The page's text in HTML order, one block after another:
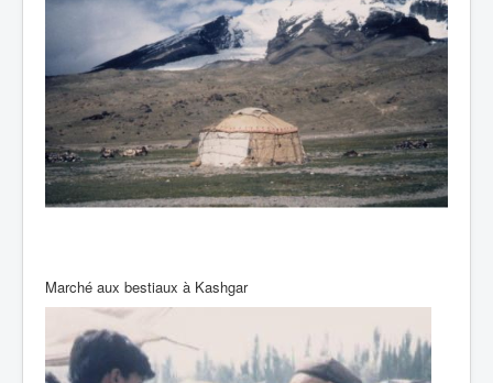
Marché aux bestiaux à Kashgar